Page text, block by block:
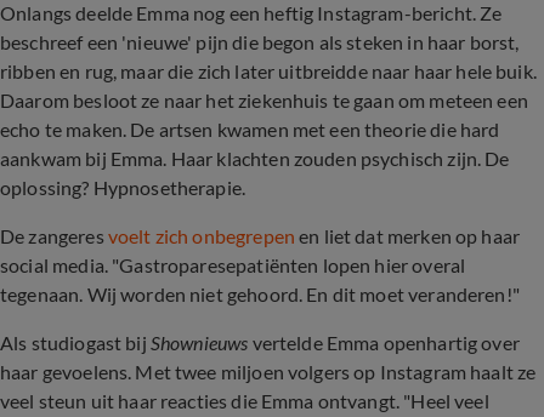
Onlangs deelde Emma nog een heftig Instagram-bericht. Ze
beschreef een 'nieuwe' pijn die begon als steken in haar borst,
ribben en rug, maar die zich later uitbreidde naar haar hele buik.
Daarom besloot ze naar het ziekenhuis te gaan om meteen een
echo te maken. De artsen kwamen met een theorie die hard
aankwam bij Emma. Haar klachten zouden psychisch zijn. De
oplossing? Hypnosetherapie.
De zangeres voelt zich onbegrepen en liet dat merken op haar
social media. "Gastroparesepatiënten lopen hier overal
tegenaan. Wij worden niet gehoord. En dit moet veranderen!"
Als studiogast bij Shownieuws vertelde Emma openhartig over
haar gevoelens. Met twee miljoen volgers op Instagram haalt ze
veel steun uit haar reacties die Emma ontvangt. "Heel veel